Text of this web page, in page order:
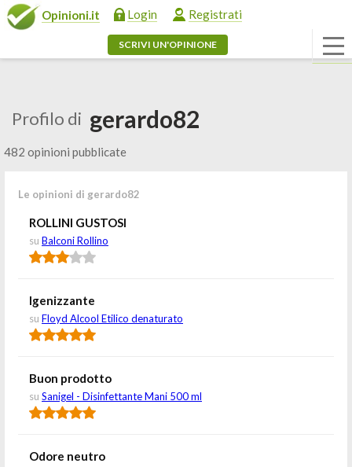
Opinioni.it Login Registrati
SCRIVI UN'OPINIONE
Profilo di gerardo82
482 opinioni pubblicate
Le opinioni di gerardo82
ROLLINI GUSTOSI
su Balconi Rollino
Igenizzante
su Floyd Alcool Etilico denaturato
Buon prodotto
su Sanigel - Disinfettante Mani 500 ml
Odore neutro